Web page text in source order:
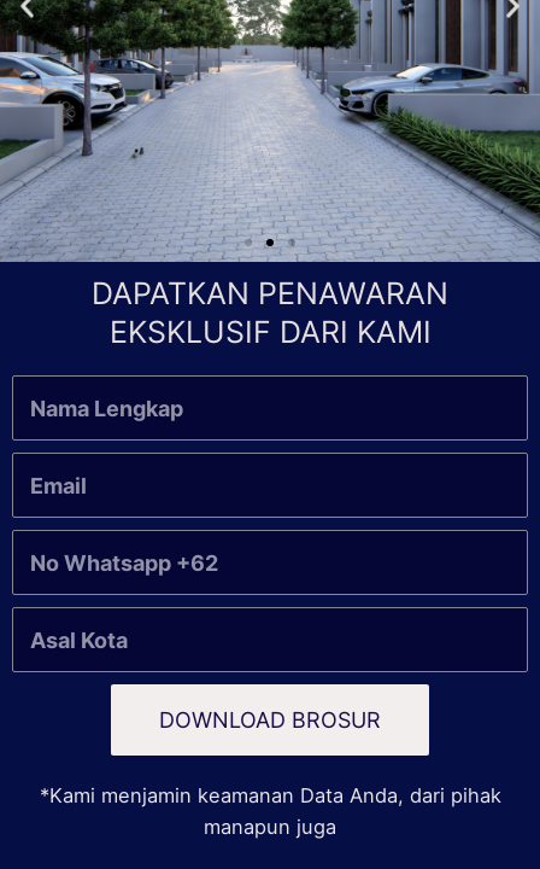
DAPATKAN PENAWARAN
EKSKLUSIF DARI KAMI
DOWNLOAD BROSUR
*Kami menjamin keamanan Data Anda, dari pihak
manapun juga